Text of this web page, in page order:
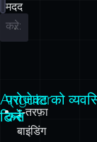
मदद
करे:
Angular
टिप्स1‑तरफ़ा
बाइंडिंग
प्रोजेक्ट को
करें